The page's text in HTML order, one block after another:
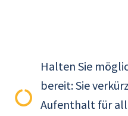
Halten Sie
bereit: Sie
Aufenthalt für